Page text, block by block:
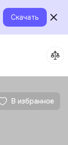
Скачать
В избранное